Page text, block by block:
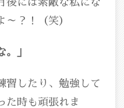
後には素敵な私にな
～？！（笑）
。」
習したり、勉強して
た時も頑張れま